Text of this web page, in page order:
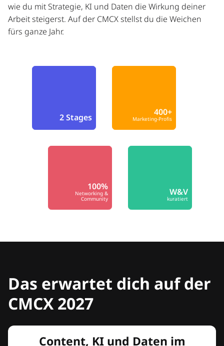
wie du mit Strategie, KI und Daten die Wirkung deiner
Arbeit steigerst. Auf der CMCX stellst du die Weichen
fürs ganze Jahr.
2 Stages 400+
Marketing-Profis
100%
Networking &
Community
W&V
kuratiert
Das erwartet dich auf der
CMCX 2027
Content, KI und Daten im